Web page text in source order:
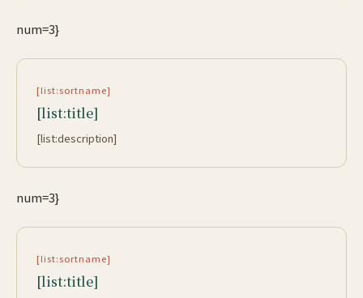
num=3}
[list:sortname]
[list:title]
[list:description]
num=3}
[list:sortname]
[list:title]